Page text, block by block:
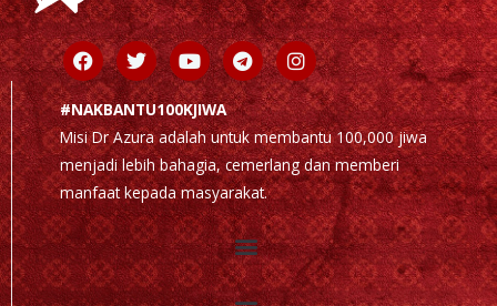
Facebook
TwitterYoutubeTelegramInstagram
#NAKBANTU100KJIWA
Misi Dr Azura adalah untuk membantu 100,000 jiwa
menjadi lebih bahagia, cemerlang dan memberi
manfaat kepada masyarakat.